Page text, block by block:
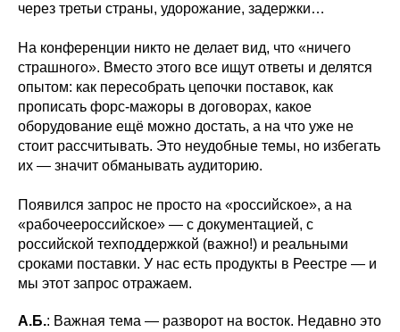
через третьи страны, удорожание, задержки…
На конференции никто не делает вид, что «ничего
страшного». Вместо этого все ищут ответы и делятся
опытом: как пересобрать цепочки поставок, как
прописать форс-мажоры в договорах, какое
оборудование ещё можно достать, а на что уже не
стоит рассчитывать. Это неудобные темы, но избегать
их — значит обманывать аудиторию.
Появился запрос не просто на «российское», а на
«рабочеероссийское» — с документацией, с
российской техподдержкой (важно!) и реальными
сроками поставки. У нас есть продукты в Реестре — и
мы этот запрос отражаем.
А.Б.: Важная тема — разворот на восток. Недавно это